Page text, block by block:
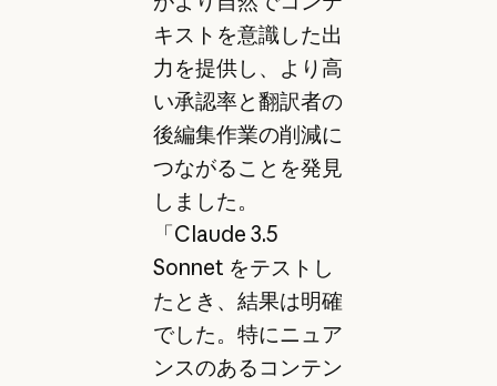
キストを意識した出
力を提供し、より高
い承認率と翻訳者の
後編集作業の削減に
つながることを発見
しました。
「Claude 3.5
Sonnet をテストし
たとき、結果は明確
でした。特にニュア
ンスのあるコンテン